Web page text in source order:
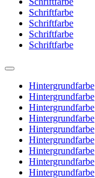
Schriftfarbe
Schriftfarbe
Schriftfarbe
Schriftfarbe
Hintergrundfarbe
Hintergrundfarbe
Hintergrundfarbe
Hintergrundfarbe
Hintergrundfarbe
Hintergrundfarbe
Hintergrundfarbe
Hintergrundfarbe
Hintergrundfarbe